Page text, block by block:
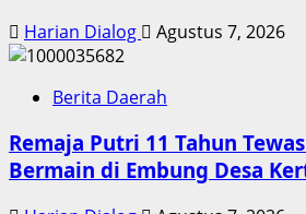
Harian Dialog Agustus 7, 2026
Berita Daerah
Remaja Putri 11 Tahun
Bermain di Embung Desa